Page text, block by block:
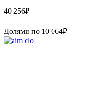
40 256₽
Долями по 10 064₽